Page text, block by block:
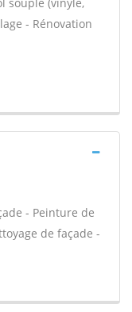
- Rénovation
- Peinture de
de façade -